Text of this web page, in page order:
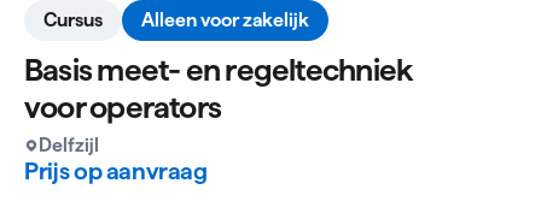
Basis meet- en regeltechniek
voor operators
Cursus Alleen voor zakelijk
Delfzijl
Prijs op aanvraag